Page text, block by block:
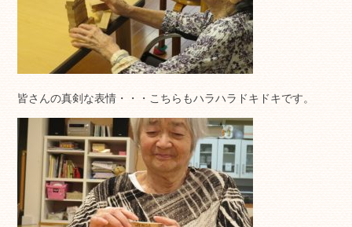
皆さんの真剣な表情・・・こちらもハラハラドキドキです。